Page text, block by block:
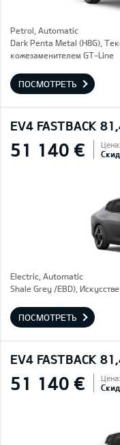
Petrol, Automatic
Dark Penta Metal (H8G),
кожезаменителем GT-Line
ПОСМОТРЕТЬ
EV4 FASTBACK
51 140 €
Electric, Automatic
Shale Grey /EBD),
ПОСМОТРЕТЬ
EV4 FASTBACK
51 140 €